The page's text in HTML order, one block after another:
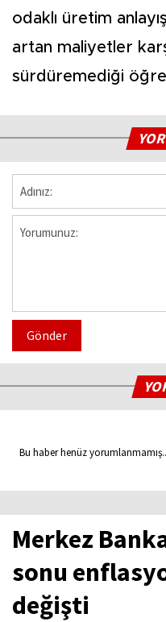
odaklı üretim
artan maliyetler
sürdüremediği
Gönder
Bu haber henüz
Merkez
sonu
değişti